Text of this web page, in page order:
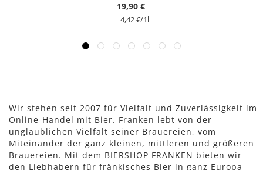
19,90 €
4,42 €/1l
Wir stehen seit 2007 für Vielfalt und Zuverlässigkeit im
Online-Handel mit Bier. Franken lebt von der
unglaublichen Vielfalt seiner Brauereien, vom
Miteinander der ganz kleinen, mittleren und größeren
Brauereien. Mit dem BIERSHOP FRANKEN bieten wir
den Liebhabern für fränkisches Bier in ganz Europa